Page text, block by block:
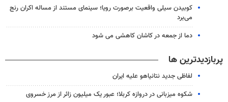
کوبیدن سیلی واقعیت برصورت رویا؛ سینمای مستند از مساله اکران رنج
می‌برد
دما از جمعه در کاشان کاهشی می شود
پربازدیدترین ها
لفاظی جدید نتانیاهو علیه ایران
شکوه میزبانی در دروازه کربلا؛ عبور یک میلیون زائر از مرز خسروی